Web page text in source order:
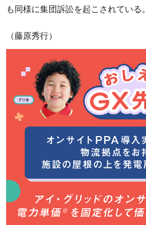
も同様に集団訴訟を起こされている。
（藤原秀行）